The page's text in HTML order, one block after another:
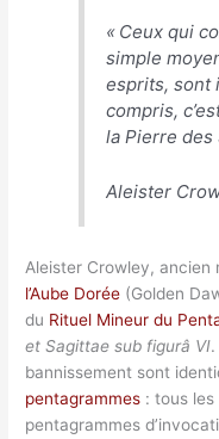
« Ceux qui
simple
esprits, sont
compris,
la Pierre des
Aleister
Aleister Crowley, ancien
l’Aube Dorée (Golden
du Rituel Mineur du
et Sagittae sub figurâ VI
bannissement sont
pentagrammes : tous les
pentagrammes